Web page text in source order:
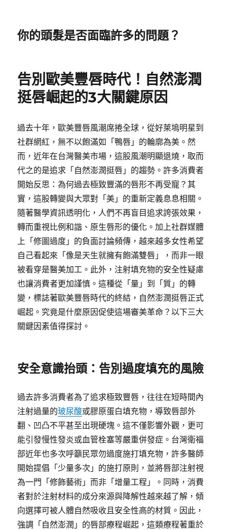
你的頭髮是否面臨許多的問題？
告別歐美豐唇時代！自然澎潤
挺唇崛起的3大關鍵原因
過去十年，歐美豐唇風潮席捲全球，從好萊塢明星到
社群網紅，無不以飽滿如「鴨唇」的輪廓為美。然
而，近年在台灣醫美市場，這股風潮明顯退燒，取而
代之的是追求「自然澎潤挺唇」的趨勢。許多消費者
開始反思：為何過去極致豐滿的唇形不再受寵？其
實，這股轉變與大眾對「美」的重新定義息息相關。
隨著醫學資訊透明化，人們不再盲目追求誇張效果，
轉而重視比例和諧、原生唇形的優化。加上社群媒體
上「修圖過度」的負面討論頻傳，越來越多女性希望
自己看起來「像是天生就擁有飽滿雙唇」，而非一眼
被看穿是醫美加工。此外，注射填充物的安全性疑慮
也讓消費者更加謹慎。這種從「量」到「質」的轉
變，標誌著歐美豐唇時代的終結，自然澎潤挺唇正式
崛起。究竟是什麼原因促使這場審美革命？以下三大
關鍵因素值得探討。
安全意識抬頭：告別過度填充的風險
過去許多消費者為了追求極致豐唇，往往在短時間內
注射過量的玻尿酸或膠原蛋白填充物，導致唇部外
翻、凹凸不平甚至出現硬塊。這不僅影響外觀，更可
能引發慢性發炎或血管栓塞等嚴重併發症。台灣衛福
部近年也多次呼籲民眾勿過度施打填充物，許多醫師
開始提倡「少量多次」的施打原則，並將唇部注射視
為一門「修飾藝術」而非「增量工程」。同時，消費
者對於注射材料的成分來源與降解性越來越了解，傾
向選擇可被人體自然吸收且安全性高的材質。因此，
強調「自然澎潤」的唇部療程崛起，這類療程著重於